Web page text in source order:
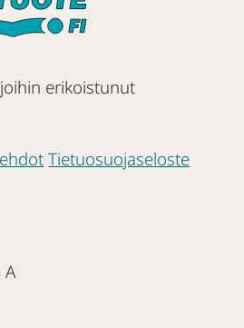
erikoistunut
Tietuosuojaseloste
A